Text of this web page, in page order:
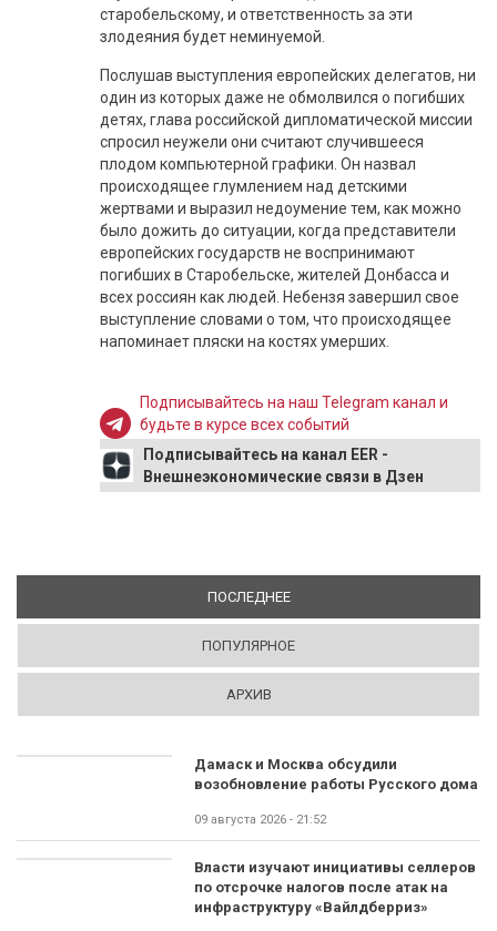
старобельскому, и ответственность за эти
злодеяния будет неминуемой.
Послушав выступления европейских делегатов, ни
один из которых даже не обмолвился о погибших
детях, глава российской дипломатической миссии
спросил неужели они считают случившееся
плодом компьютерной графики. Он назвал
происходящее глумлением над детскими
жертвами и выразил недоумение тем, как можно
было дожить до ситуации, когда представители
европейских государств не воспринимают
погибших в Старобельске, жителей Донбасса и
всех россиян как людей. Небензя завершил свое
выступление словами о том, что происходящее
напоминает пляски на костях умерших.
Подписывайтесь на наш Telegram канал и
будьте в курсе всех событий
Подписывайтесь на канал EER -
Внешнеэкономические связи в Дзен
ПОСЛЕДНЕЕ(АКТИВНАЯ ВКЛАДКА)
ПОПУЛЯРНОЕ
АРХИВ
Дамаск и Москва обсудили
возобновление работы Русского дома
09 августа 2026 - 21:52
Власти изучают инициативы селлеров
по отсрочке налогов после атак на
инфраструктуру «Вайлдберриз»